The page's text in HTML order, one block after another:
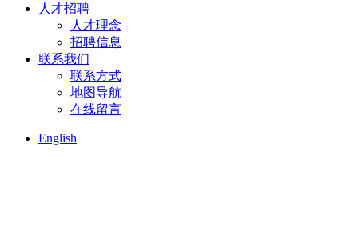
人才招聘
人才理念
招聘信息
联系我们
联系方式
地图导航
在线留言
English